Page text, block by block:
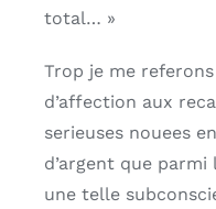
total… »
Trop je me
d’affection aux
serieuses nouees
d’argent que parmi
une telle